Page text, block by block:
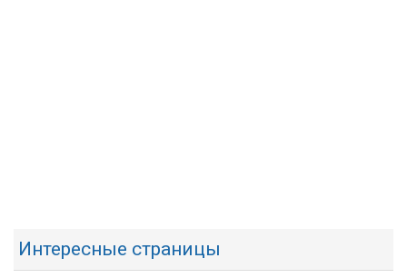
Интересные страницы